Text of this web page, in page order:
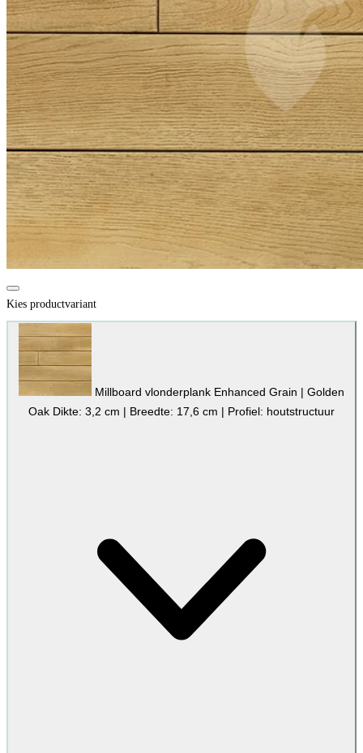
Kies productvariant
Millboard vlonderplank Enhanced Grain | Golden
Oak Dikte: 3,2 cm | Breedte: 17,6 cm | Profiel: houtstructuur